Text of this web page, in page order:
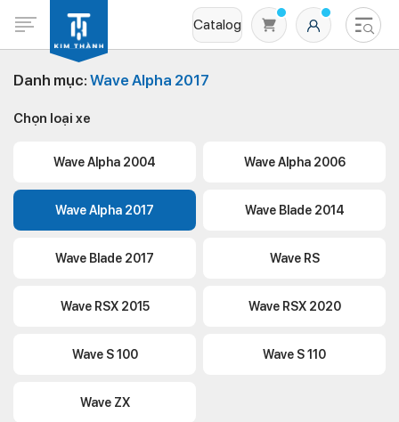
Catalog
Danh mục: Wave Alpha 2017
Chọn loại xe
Wave Alpha 2004 Wave Alpha 2006
Wave Alpha 2017 Wave Blade 2014
Wave Blade 2017 Wave RS
Wave RSX 2015 Wave RSX 2020
Wave S 100 Wave S 110
Wave ZX